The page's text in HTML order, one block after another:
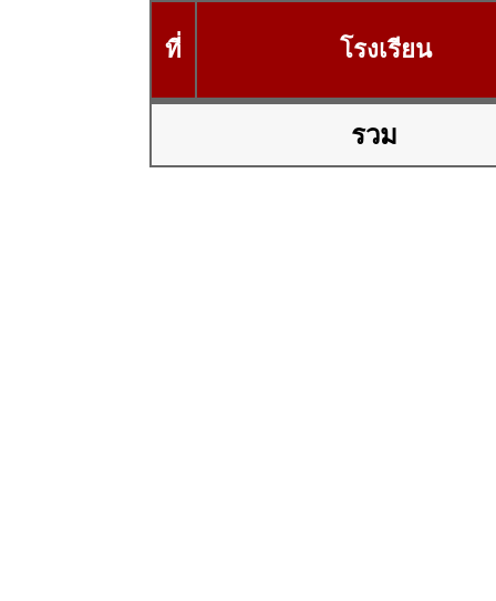
ที่ โรงเรียน
รวม